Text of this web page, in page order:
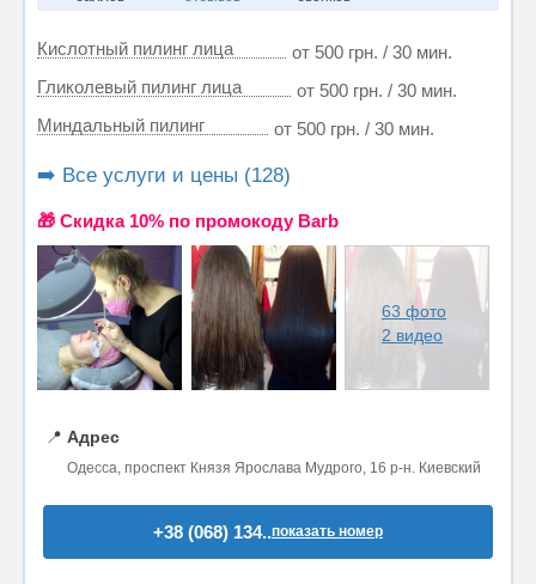
Кислотный пилинг лица
от 500 грн. / 30 мин.
Гликолевый пилинг лица
от 500 грн. / 30 мин.
Миндальный пилинг
от 500 грн. / 30 мин.
➡️ Все услуги и цены (128)
🎁 Cкидка 10% по промокоду Barb
63 фото
2 видео
📍 Адрес
Одесса, проспект Князя Ярослава Мудрого, 16 р-н. Киевский
+38 (068) 134..показать номер